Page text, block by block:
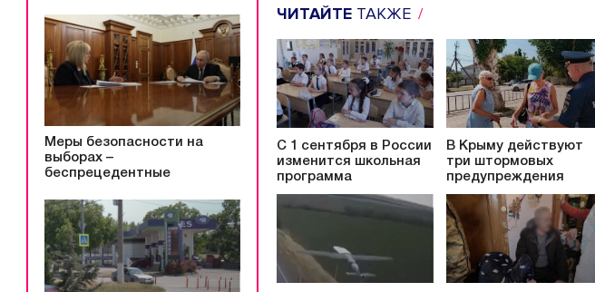
Меры безопасности на
выборах –
беспрецедентные
ЧИТАЙТЕ ТАКЖЕ
С 1 сентября в России
изменится школьная
программа
В Крыму действуют
три штормовых
предупреждения